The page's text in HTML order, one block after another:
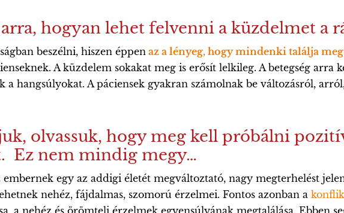
hogyan lehet felvenni a küzdelmet a
beszélni, hiszen éppen az a lényeg, hogy mindenki találja meg
A küzdelem sokakat meg is erősít lelkileg. A betegség arra
a hangsúlyokat. A páciensek gyakran számolnak be változásról,
olvassuk, hogy meg kell próbálni
Ez nem mindig megy…
embernek egy az addigi életét megváltoztató, nagy megterhelést
nehéz, fájdalmas, szomorú érzelmei. Fontos azonban a
a nehéz és örömteli érzelmek egyensúlyának megtalálása. Ebben